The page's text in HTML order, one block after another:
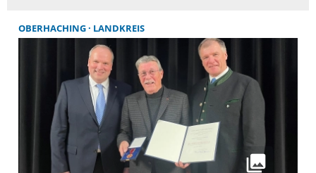
können Angehörige Entlastung finden und die
häusliche Situation für die Betroffenen verbessert
werden. Die nächste Sprechstunde findet am
Mittwoch, 5. Februar, ab 14 Uhr statt.
OBERHACHING LANDKREIS